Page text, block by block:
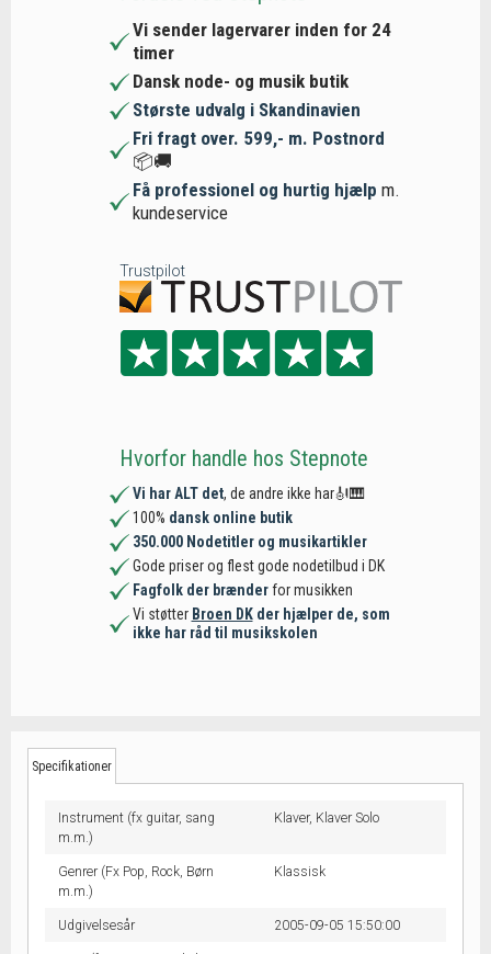
Vi sender lagervarer inden for 24
timer
Dansk node- og musik butik
Største udvalg i Skandinavien
Fri fragt over. 599,- m. Postnord
📦🚚
Få professionel og hurtig hjælp m.
kundeservice
Trustpilot
Hvorfor handle hos Stepnote
Vi har ALT det, de andre ikke har🎻🎹
100% dansk online butik
350.000 Nodetitler og musikartikler
Gode priser og flest gode nodetilbud i DK
Fagfolk der brænderfor musikken
Vi støtter Broen DKder hjælper de, som
ikke har råd til musikskolen
Specifikationer
Instrument (fx guitar, sang
m.m.)
Klaver, Klaver Solo
Genrer (Fx Pop, Rock, Børn
m.m.)
Klassisk
Udgivelsesår 2005-09-05 15:50:00